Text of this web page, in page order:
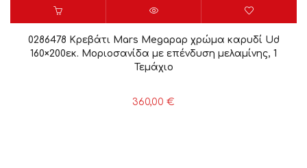
0286478 Κρεβάτι Mars Megapap χρώμα καρυδί Ud
160×200εκ. Μοριοσανίδα με επένδυση μελαμίνης, 1
Τεμάχιο
360,00 €